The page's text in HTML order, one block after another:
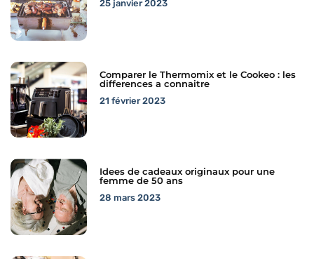
25 janvier 2023
Comparer le Thermomix et le Cookeo : les
differences a connaitre
21 février 2023
Idees de cadeaux originaux pour une
femme de 50 ans
28 mars 2023